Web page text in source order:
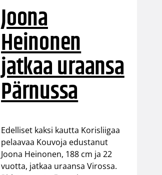
Joona
Heinonen
jatkaa uraansa
Pärnussa
Edelliset kaksi kautta Korisliigaa
pelaavaa Kouvoja edustanut
Joona Heinonen, 188 cm ja 22
vuotta, jatkaa uraansa Virossa.